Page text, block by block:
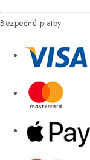
Bezpečné platby